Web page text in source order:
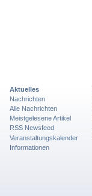
Aktuelles
Nachrichten
Alle Nachrichten
Meistgelesene Artikel
RSS Newsfeed
Veranstaltungskalender
Informationen